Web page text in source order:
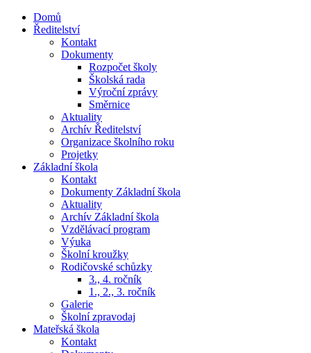
Přejít
Domů
Ředitelství
Kontakt
Dokumenty
Rozpočet školy
Školská rada
Výroční zprávy
Směrnice
Aktuality
Archív Ředitelství
Organizace školního roku
Projetky
Základní škola
Kontakt
Dokumenty Základní škola
Aktuality
Archív Základní škola
Vzdělávací program
Výuka
Školní kroužky
Rodičovské schůzky
3., 4. ročník
1., 2., 3. ročník
Galerie
Školní zpravodaj
Mateřská škola
Kontakt